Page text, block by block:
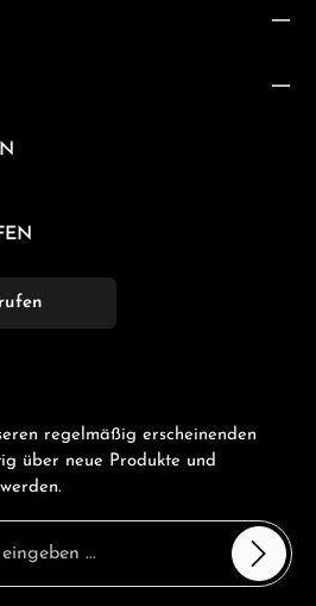
regelmäßig erscheinenden
über neue Produkte und